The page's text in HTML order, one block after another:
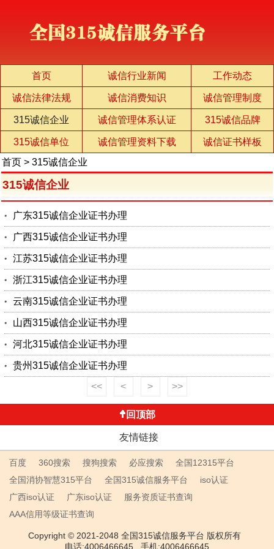
首页 诚信行业新闻 工作动态
诚信法律法规 诚信消费知识 诚信管理制度
315诚信企业 诚信管理体系认证 315诚信品牌
315诚信单位 诚信管理资料下载
诚信证书样板
首页 > 315诚信企业
315诚信企业
广东315诚信企业证书办理
广西315诚信企业证书办理
江苏315诚信企业证书办理
浙江315诚信企业证书办理
云南315诚信企业证书办理
山西315诚信企业证书办理
河北315诚信企业证书办理
贵州315诚信企业证书办理
<<
< > >>
回顶部
友情链接
百度 360搜索 搜狗搜索 必应搜索
全国12315平台
全国消协智慧315平台
全国315诚信服务平台
iso认证
广西iso认证
广东iso认证
服务资质证书查询
AAA信用等级证书查询
Copyright © 2021-2048 全国315诚信服务平台 版权所有
电话:4006466645 手机:4006466645